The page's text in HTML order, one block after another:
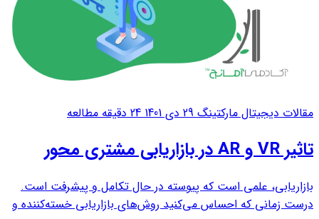
مقالات دیجیتال مارکتینگ 29 دی 1401 24 دقیقه مطالعه
تاثیر VR و AR در بازاریابی مشتری محور
بازاریابی، علمی است که پیوسته در حال تکامل و پیشرفت است.
درست زمانی که احساس می‌کنید روش‌های بازاریابی خسته‌کننده و